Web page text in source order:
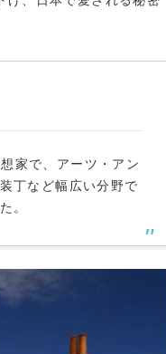
家で、アーツ・アン
丁など幅広い分野で
。